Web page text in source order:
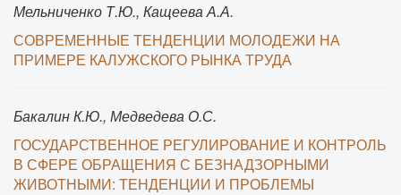
Мельниченко Т.Ю., Кащеева А.А.
СОВРЕМЕННЫЕ ТЕНДЕНЦИИ МОЛОДЕЖИ НА
ПРИМЕРЕ КАЛУЖСКОГО РЫНКА ТРУДА
Бакалин К.Ю., Медведева О.С.
ГОСУДАРСТВЕННОЕ РЕГУЛИРОВАНИЕ И КОНТРОЛЬ
В СФЕРЕ ОБРАЩЕНИЯ С БЕЗНАДЗОРНЫМИ
ЖИВОТНЫМИ: ТЕНДЕНЦИИ И ПРОБЛЕМЫ